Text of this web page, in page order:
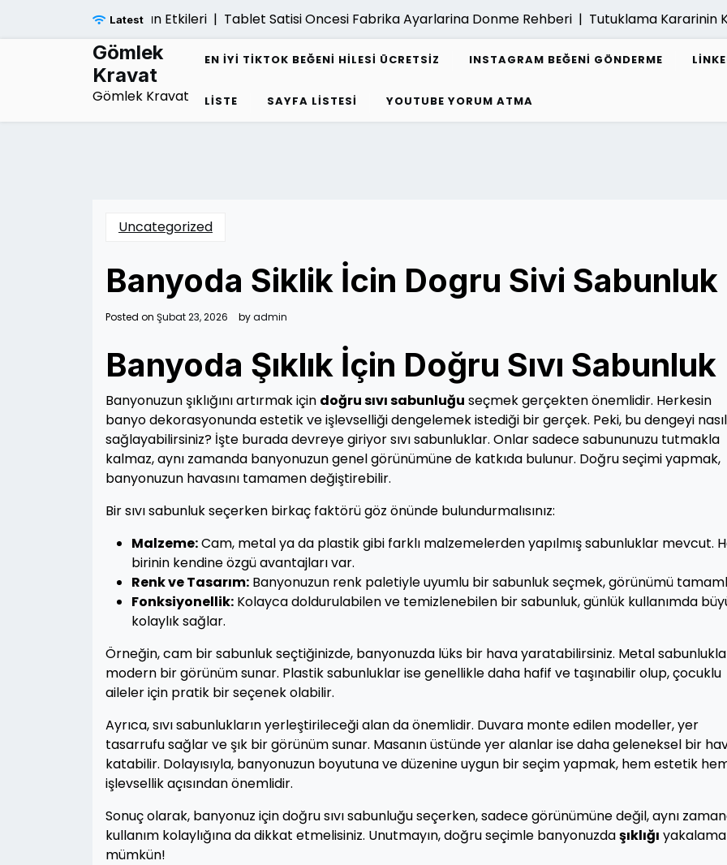
Latest
Cokuse Yol Acan Etkileri |Tablet Satisi Oncesi Fabrika Ayarlarina Donme Rehberi |Tutuklama Kararinin
Gömlek
Kravat
Gömlek Kravat
EN İYI TIKTOK BEĞENI HILESI ÜCRETSIZ INSTAGRAM BEĞENI GÖNDERME
LISTE SAYFA LISTESI YOUTUBE YORUM ATMA
Uncategorized
Banyoda Siklik İcin Dogru Sivi Sabunluk
Posted on Şubat 23, 2026 byadmin
Banyoda Şıklık İçin Doğru Sıvı Sabunluk
Banyonuzun şıklığını artırmak için doğru sıvı sabunluğu seçmek gerçekten önemlidir. Herkesin
banyo dekorasyonunda estetik ve işlevselliği dengelemek istediği bir gerçek. Peki, bu dengeyi nasıl
sağlayabilirsiniz? İşte burada devreye giriyor sıvı sabunluklar. Onlar sadece sabununuzu tutmakla
kalmaz, aynı zamanda banyonuzun genel görünümüne de katkıda bulunur. Doğru seçimi yapmak,
banyonuzun havasını tamamen değiştirebilir.
Bir sıvı sabunluk seçerken birkaç faktörü göz önünde bulundurmalısınız:
Malzeme:Cam, metal ya da plastik gibi farklı malzemelerden yapılmış sabunluklar mevcut.
birinin kendine özgü avantajları var.
Renk ve Tasarım: Banyonuzun renk paletiyle uyumlu bir sabunluk seçmek, görünümü
Fonksiyonellik: Kolayca doldurulabilen ve temizlenebilen bir sabunluk, günlük kullanımda
kolaylık sağlar.
Örneğin, cam bir sabunluk seçtiğinizde, banyonuzda lüks bir hava yaratabilirsiniz. Metal
modern bir görünüm sunar. Plastik sabunluklar ise genellikle daha hafif ve taşınabilir olup, çocuklu
aileler için pratik bir seçenek olabilir.
Ayrıca, sıvı sabunlukların yerleştirileceği alan da önemlidir. Duvara monte edilen modeller, yer
tasarrufu sağlar ve şık bir görünüm sunar. Masanın üstünde yer alanlar ise daha geleneksel bir
katabilir. Dolayısıyla, banyonuzun boyutuna ve düzenine uygun bir seçim yapmak, hem estetik
işlevsellik açısından önemlidir.
Sonuç olarak, banyonuz için doğru sıvı sabunluğu seçerken, sadece görünümüne değil, aynı
kullanım kolaylığına da dikkat etmelisiniz. Unutmayın, doğru seçimle banyonuzdaşıklığı
mümkün!